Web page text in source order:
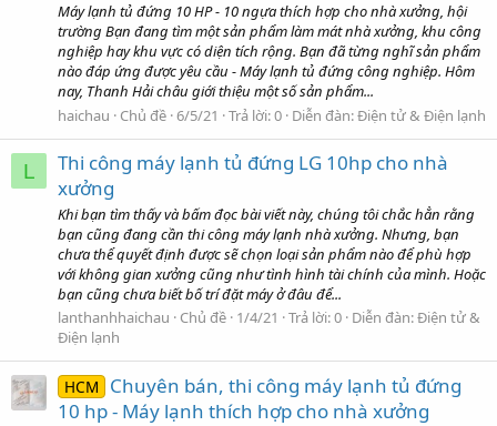
Máy lạnh tủ đứng 10 HP - 10 ngựa thích hợp cho nhà xưởng, hội
trường Bạn đang tìm một sản phẩm làm mát nhà xưởng, khu công
nghiệp hay khu vực có diện tích rộng. Bạn đã từng nghĩ sản phẩm
nào đáp ứng được yêu cầu - Máy lạnh tủ đứng công nghiệp. Hôm
nay, Thanh Hải châu giới thiệu một số sản phẩm...
haichau
Chủ đề 6/5/21 Trả lời: 0 Diễn đàn:Điện tử & Điện lạnh
L
Thi công máy lạnh tủ đứng LG 10hp cho nhà
xưởng
Khi bạn tìm thấy và bấm đọc bài viết này, chúng tôi chắc hẳn rằng
bạn cũng đang cần thi công máy lạnh nhà xưởng. Nhưng, bạn
chưa thể quyết định được sẽ chọn loại sản phẩm nào để phù hợp
với không gian xưởng cũng như tình hình tài chính của mình. Hoặc
bạn cũng chưa biết bố trí đặt máy ở đâu để...
lanthanhhaichau
Chủ đề 1/4/21 Trả lời: 0 Diễn đàn:Điện tử &
Điện lạnh
HCM
Chuyên bán, thi công máy lạnh tủ đứng
10 hp - Máy lạnh thích hợp cho nhà xưởng